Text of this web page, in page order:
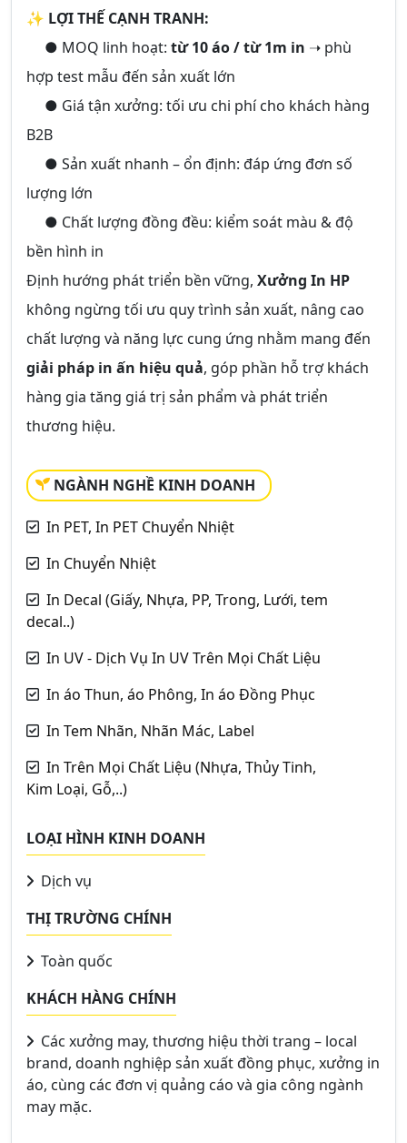
✨ LỢI THẾ CẠNH TRANH:
● MOQ linh hoạt: từ 10 áo / từ 1m in ➝ phù
hợp test mẫu đến sản xuất lớn
● Giá tận xưởng: tối ưu chi phí cho khách hàng
B2B
● Sản xuất nhanh – ổn định: đáp ứng đơn số
lượng lớn
● Chất lượng đồng đều: kiểm soát màu & độ
bền hình in
Định hướng phát triển bền vững, Xưởng In HP
không ngừng tối ưu quy trình sản xuất, nâng cao
chất lượng và năng lực cung ứng nhằm mang đến
giải pháp in ấn hiệu quả, góp phần hỗ trợ khách
hàng gia tăng giá trị sản phẩm và phát triển
thương hiệu.
NGÀNH NGHỀ KINH DOANH
In PET, In PET Chuyển Nhiệt
In Chuyển Nhiệt
In Decal (Giấy, Nhựa, PP, Trong, Lưới, tem
decal..)
In UV - Dịch Vụ In UV Trên Mọi Chất Liệu
In áo Thun, áo Phông, In áo Đồng Phục
In Tem Nhãn, Nhãn Mác, Label
In Trên Mọi Chất Liệu (Nhựa, Thủy Tinh,
Kim Loại, Gỗ,..)
LOẠI HÌNH KINH DOANH
Dịch vụ
THỊ TRƯỜNG CHÍNH
Toàn quốc
KHÁCH HÀNG CHÍNH
Các xưởng may, thương hiệu thời trang – local
brand, doanh nghiệp sản xuất đồng phục, xưởng in
áo, cùng các đơn vị quảng cáo và gia công ngành
may mặc.